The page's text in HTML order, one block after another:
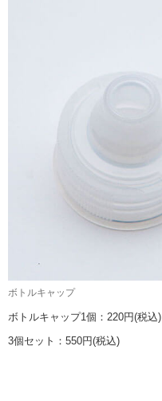
ボトルキャップ
ボトルキャップ1個：220円(税込)
3個セット：550円(税込)